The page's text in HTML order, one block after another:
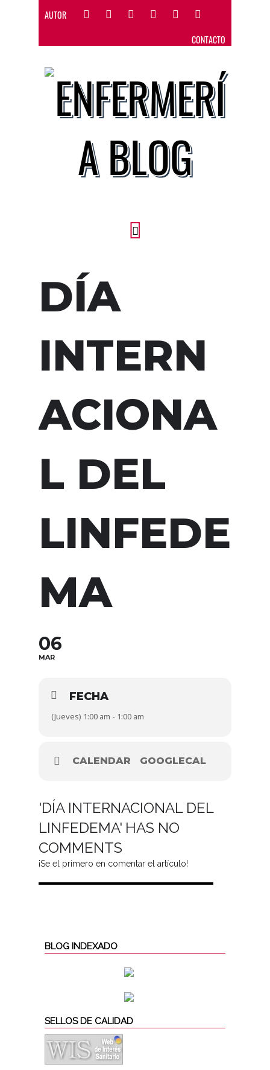
AUTOR
CONTACTO
DÍA
INTERN
ACIONA
L DEL
LINFEDE
MA
06
MAR
FECHA
(Jueves) 1:00 am - 1:00 am
CALENDAR GOOGLECAL
'DÍA INTERNACIONAL DEL
LINFEDEMA' HAS NO
COMMENTS
¡Se el primero en comentar el artículo!
BLOG INDEXADO
SELLOS DE CALIDAD